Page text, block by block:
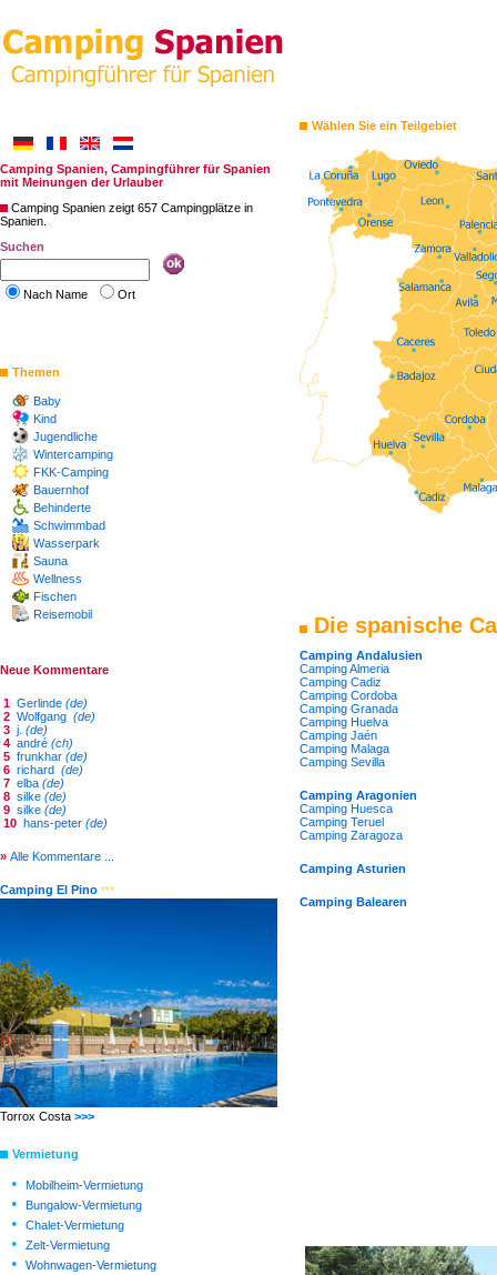
Camping Spanien, Campingführer für Spanien
mit Meinungen der Urlauber
Camping Spanien zeigt 657 Campingplätze in
Spanien.
Suchen
Nach Name Ort
Themen
Baby
Kind
Jugendliche
Wintercamping
FKK-Camping
Bauernhof
Behinderte
Schwimmbad
Wasserpark
Sauna
Wellness
Fischen
Reisemobil
Neue Kommentare
1 Gerlinde (de)
2 Wolfgang (de)
3 j. (de)
4 andré (ch)
5 frunkhar (de)
6 richard (de)
7 elba (de)
8 silke (de)
9 silke (de)
10 hans-peter (de)
» Alle Kommentare ...
Camping El Pino ***
Torrox Costa >>>
Vermietung
• Mobilheim-Vermietung
• Bungalow-Vermietung
• Chalet-Vermietung
• Zelt-Vermietung
• Wohnwagen-Vermietung
Wählen Sie ein Teilgebiet
Die spanische
Camping Andalusien
Camping Almeria
Camping Cadiz
Camping Cordoba
Camping Granada
Camping Huelva
Camping Jaén
Camping Malaga
Camping Sevilla
Camping Aragonien
Camping Huesca
Camping Teruel
Camping Zaragoza
Camping Asturien
Camping Balearen